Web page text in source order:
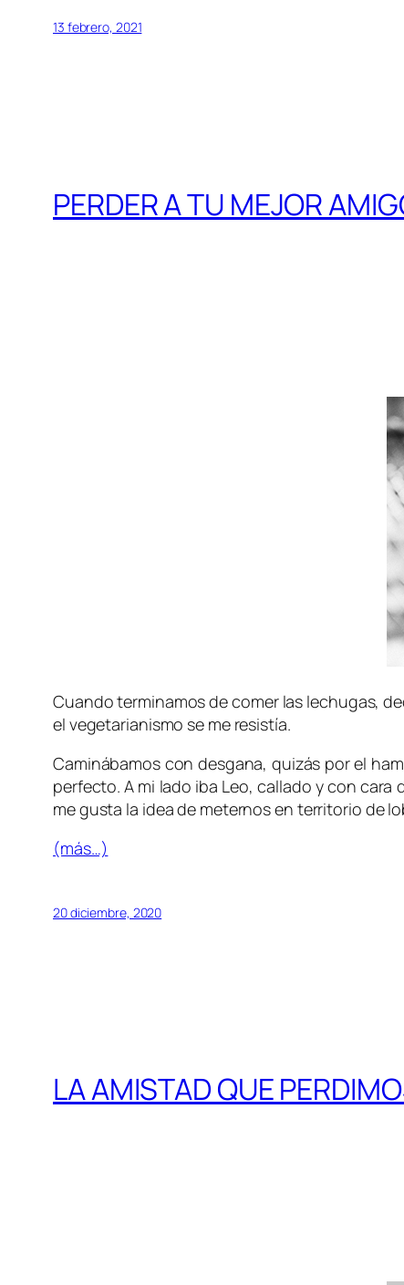
13 febrero, 2021
PERDER A TU MEJOR
Cuando terminamos de comer las lechugas,
el vegetarianismo se me resistía.
Caminábamos con desgana, quizás por el
perfecto. A mi lado iba Leo, callado y con
me gusta la idea de meternos en territorio de
(más…)
20 diciembre, 2020
LA AMISTAD QUE